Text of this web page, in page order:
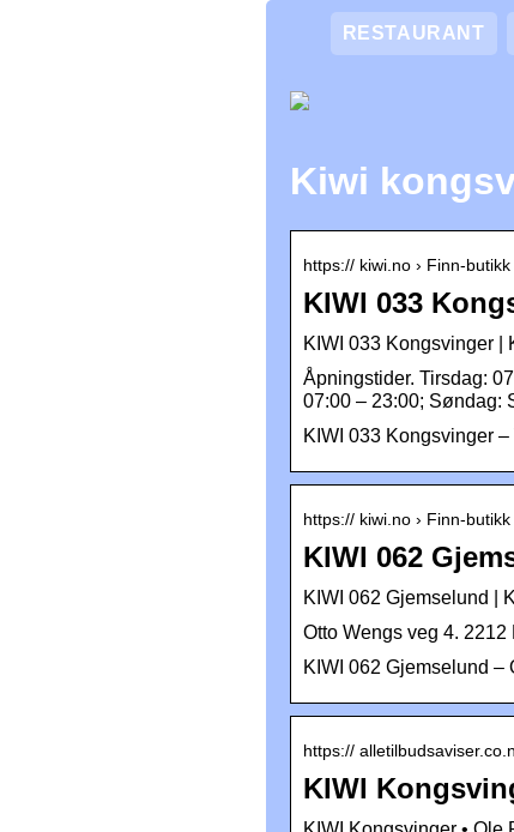
RESTAURANT
Kiwi
https:// kiwi.no › Finn-
KIWI 033
KIWI 033 Kongsvinger |
Åpningstider. Tirsdag:
07:00 – 23:00; Søndag:
KIWI 033 Kongsvinger
https:// kiwi.no › Finn-
KIWI 062
KIWI 062 Gjemselund |
Otto Wengs veg 4.
KIWI 062 Gjemselund –
https://
KIWI